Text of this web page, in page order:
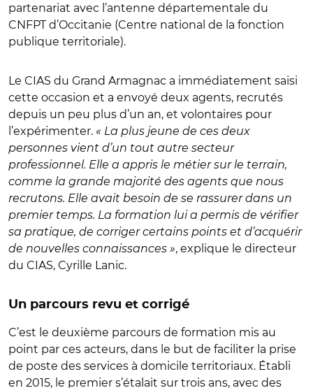
partenariat avec l’antenne départementale du
CNFPT d’Occitanie (Centre national de la fonction
publique territoriale).
Le CIAS du Grand Armagnac a immédiatement saisi
cette occasion et a envoyé deux agents, recrutés
depuis un peu plus d’un an, et volontaires pour
l’expérimenter. « La plus jeune de ces deux
personnes vient d’un tout autre secteur
professionnel. Elle a appris le métier sur le terrain,
comme la grande majorité des agents que nous
recrutons. Elle avait besoin de se rassurer dans un
premier temps. La formation lui a permis de vérifier
sa pratique, de corriger certains points et d’acquérir
de nouvelles connaissances », explique le directeur
du CIAS, Cyrille Lanic.
Un parcours revu et corrigé
C’est le deuxième parcours de formation mis au
point par ces acteurs, dans le but de faciliter la prise
de poste des services à domicile territoriaux. Établi
en 2015, le premier s’étalait sur trois ans, avec des